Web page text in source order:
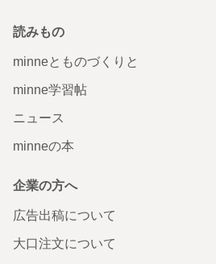
読みもの
minneとものづくりと
minne学習帖
ニュース
minneの本
企業の方へ
広告出稿について
大口注文について